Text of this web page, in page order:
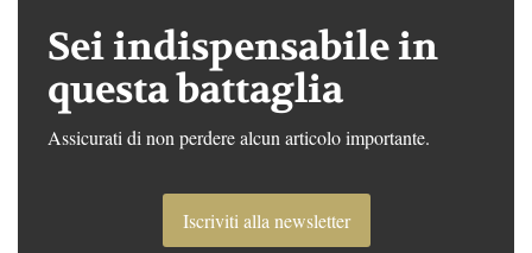
Sei indispensabile in
questa battaglia
Assicurati di non perdere alcun articolo importante.
Iscriviti alla newsletter